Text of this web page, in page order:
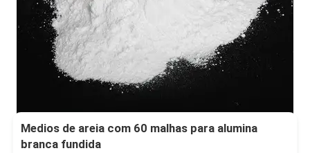
Medios de areia com 60 malhas para alumina
branca fundida